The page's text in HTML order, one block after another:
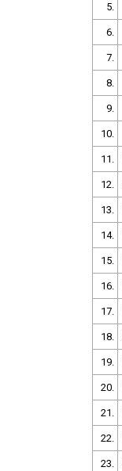
5.
6.
7.
8.
9.
10.
11.
12.
13.
14.
15.
16.
17.
18.
19.
20.
21.
22.
23.